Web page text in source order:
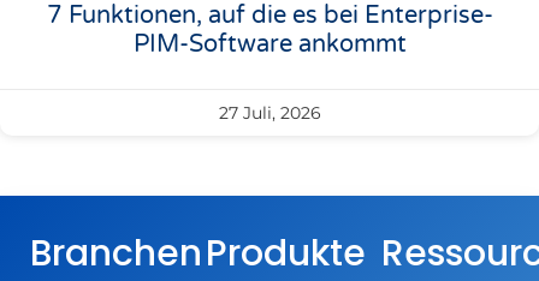
7 Funktionen, auf die es bei Enterprise-
PIM-Software ankommt
27 Juli, 2026
BranchenProdukte